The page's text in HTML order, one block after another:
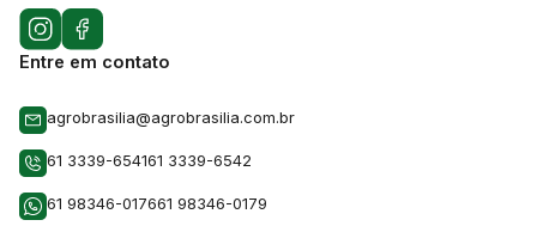
Entre em contato
agrobrasilia@agrobrasilia.com.br
61 3339-654161 3339-6542
61 98346-017661 98346-0179